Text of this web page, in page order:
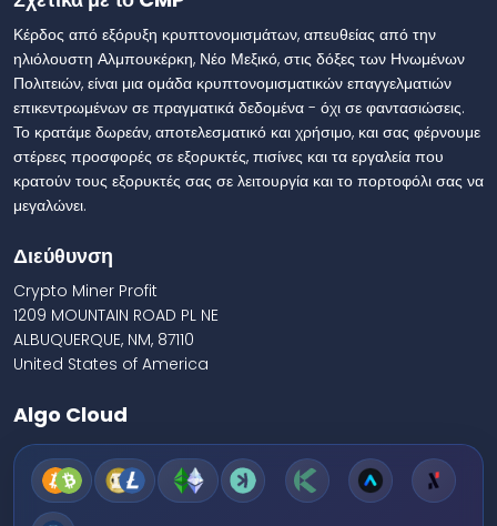
Κέρδος από εξόρυξη κρυπτονομισμάτων, απευθείας από την
ηλιόλουστη Αλμπουκέρκη, Νέο Μεξικό, στις δόξες των Ηνωμένων
Πολιτειών, είναι μια ομάδα κρυπτονομισματικών επαγγελματιών
επικεντρωμένων σε πραγματικά δεδομένα - όχι σε φαντασιώσεις.
Το κρατάμε δωρεάν, αποτελεσματικό και χρήσιμο, και σας φέρνουμε
στέρεες προσφορές σε εξορυκτές, πισίνες και τα εργαλεία που
κρατούν τους εξορυκτές σας σε λειτουργία και το πορτοφόλι σας να
μεγαλώνει.
Διεύθυνση
Crypto Miner Profit
1209 MOUNTAIN ROAD PL NE
ALBUQUERQUE, NM, 87110
United States of America
Algo Cloud